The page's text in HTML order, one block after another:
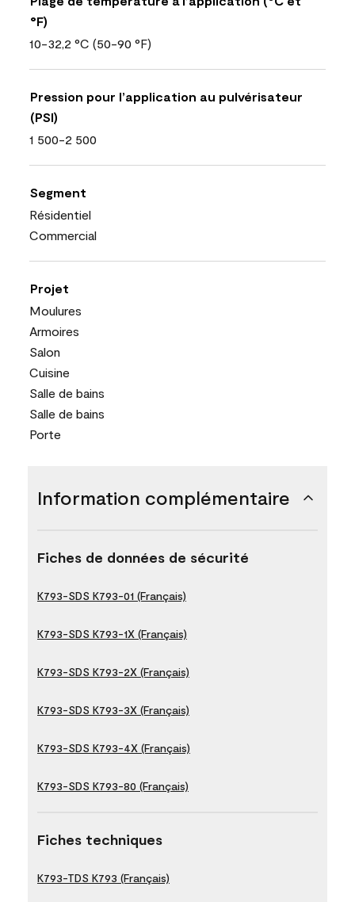
°F)
10-32,2 °C (50-90 °F)
Pression pour l’application au pulvérisateur
(PSI)
1 500-2 500
Segment
Résidentiel
Commercial
Projet
Moulures
Armoires
Salon
Cuisine
Salle de bains
Salle de bains
Porte
Information complémentaire
Fiches de données de sécurité
K793-SDS K793-01 (Français)
K793-SDS K793-1X (Français)
K793-SDS K793-2X (Français)
K793-SDS K793-3X (Français)
K793-SDS K793-4X (Français)
K793-SDS K793-80 (Français)
Fiches techniques
K793-TDS K793 (Français)